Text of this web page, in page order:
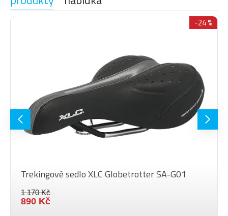
-24 %
Trekingové sedlo XLC Globetrotter SA-G01
1 170 Kč
890 Kč